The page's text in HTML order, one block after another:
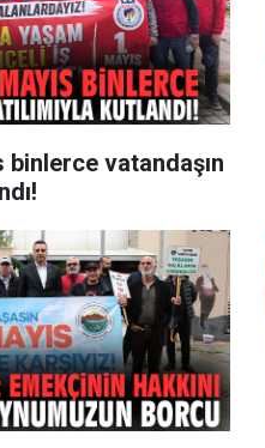
binlerce vatandaşın